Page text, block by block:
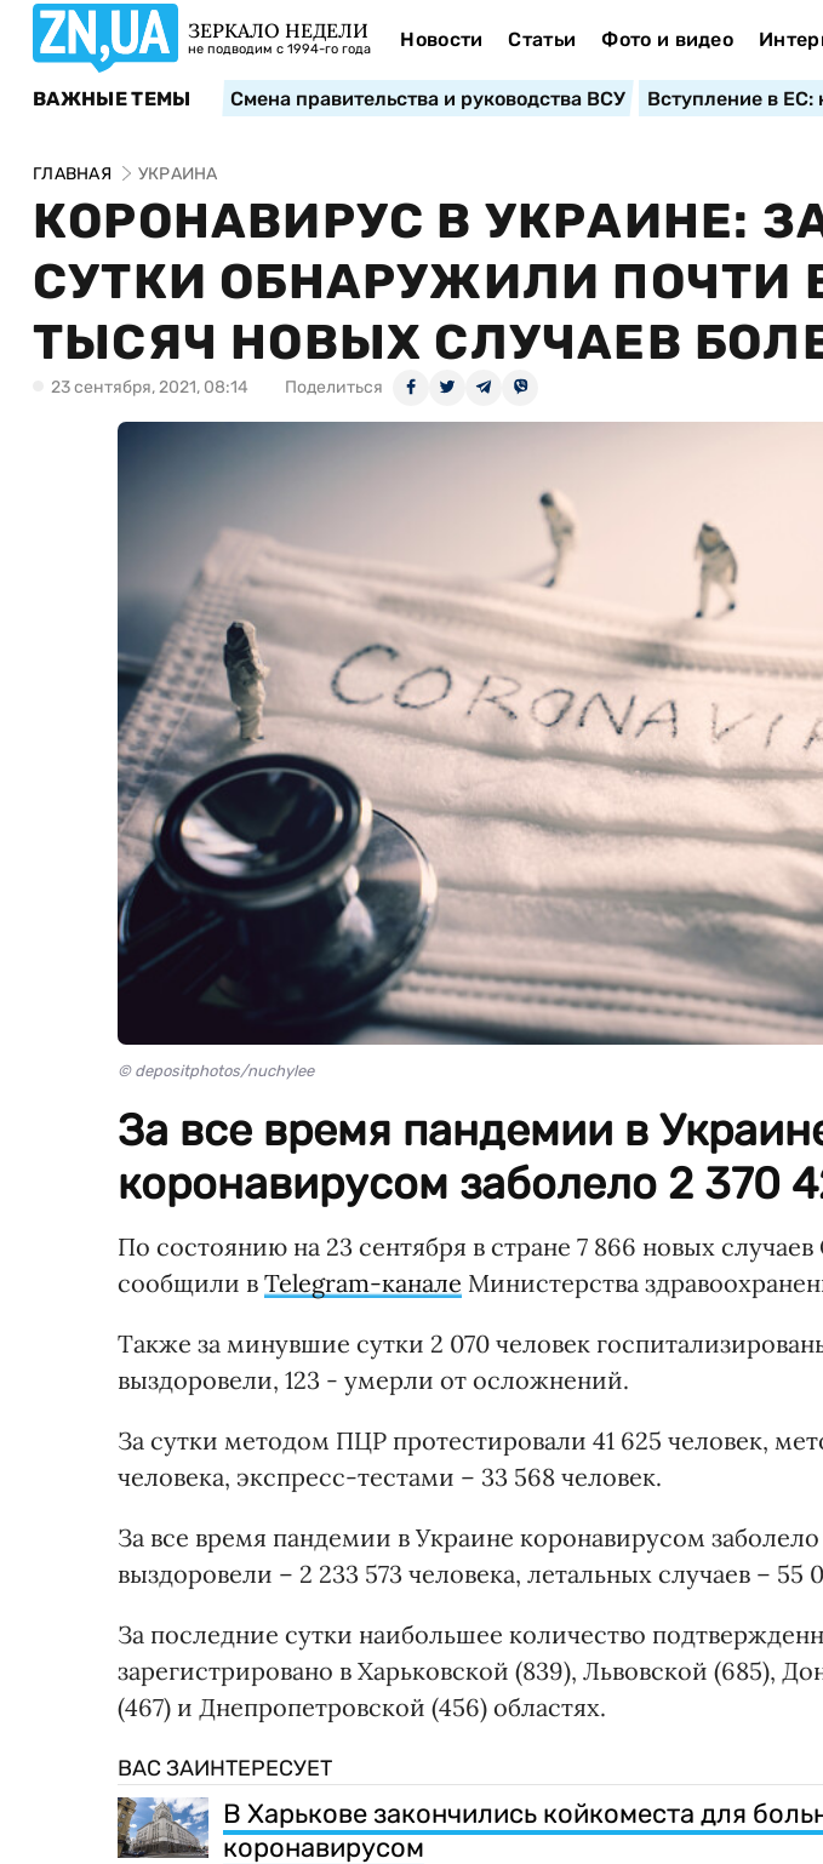
ЗЕРКАЛО НЕДЕЛИ
не подводим с 1994-го года Новости Статьи Фото и видео
ВАЖНЫЕ ТЕМЫ Смена правительства и руководства ВСУ Вступление в ЕС:
ГЛАВНАЯ УКРАИНА
КОРОНАВИРУС В УКРАИНЕ:
СУТКИ ОБНАРУЖИЛИ ПОЧТИ
ТЫСЯЧ НОВЫХ СЛУЧАЕВ
23 сентября, 2021, 08:14 Поделиться
© depositphotos/nuchylee
За все время пандемии в
коронавирусом заболело 2 370
По состоянию на 23 сентября в стране 7 866 новых
сообщили в Telegram-канале Министерства
Также за минувшие сутки 2 070 человек
выздоровели, 123 - умерли от осложнений.
За сутки методом ПЦР протестировали 41 625 человек,
человека, экспресс-тестами – 33 568 человек.
За все время пандемии в Украине коронавирусом заболело
выздоровели – 2 233 573 человека, летальных случаев – 55
За последние сутки наибольшее количество
зарегистрировано в Харьковской (839), Львовской (685),
(467) и Днепропетровской (456) областях.
ВАС ЗАИНТЕРЕСУЕТ
В Харькове закончились койкоместа для
коронавирусом